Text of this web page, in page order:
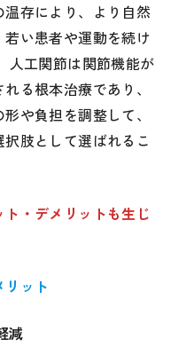
存により、より自然
い患者や運動を続け
人工関節は関節機能が
る根本治療であり、
や負担を調整して、
肢として選ばれるこ
・デメリットも生じ
ット
減